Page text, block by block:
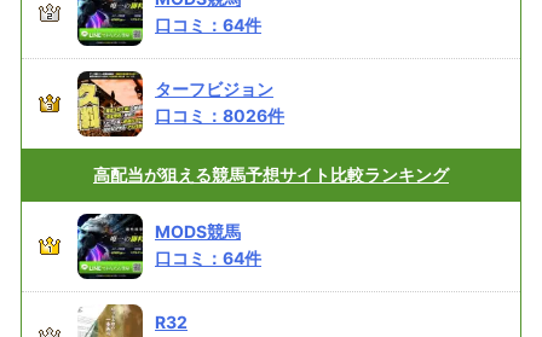
口コミ： 64件
ターフビジョン
口コミ： 8026件
高配当が狙える競馬予想サイト比較ランキング
MODS競馬
口コミ： 64件
R32